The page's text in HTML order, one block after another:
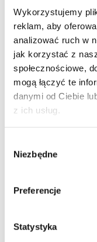
Wykorzystujemy
reklam, aby
analizować ruch w
jak korzystać z
społecznościowe,
mogą łączyć te
danymi od Ciebie
z ich usług.
zgody
Niezbędne
Preferencje
Statystyka
Imię i nazwisko: *
Adres e-mail: *